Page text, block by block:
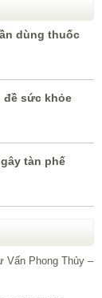
dùng thuốc
đề sức khỏe
tàn phế